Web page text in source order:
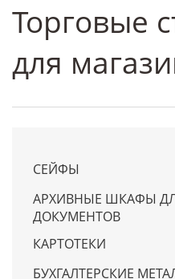
Торговые
для
СЕЙФЫ
АРХИВНЫЕ ШКАФЫ
ДОКУМЕНТОВ
КАРТОТЕКИ
БУХГАЛТЕРСКИЕ